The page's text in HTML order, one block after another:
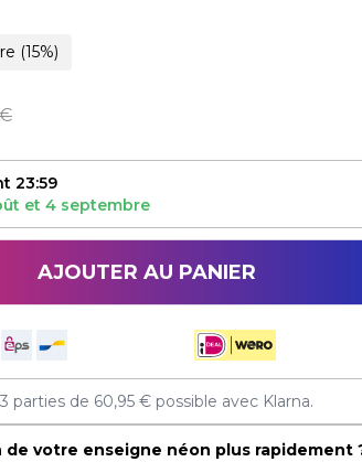
(15%)
23:59
et 4 septembre
AJOUTER AU PANIER
parties de 60,95€ possible avec Klarna.
de votre enseigne néon plus rapidement